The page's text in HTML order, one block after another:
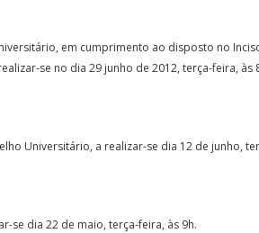
em cumprimento ao disposto no
se no dia 29 junho de 2012, terça-feira, às
Universitário, a realizar-se dia 12 de junho,
se dia 22 de maio, terça-feira, às 9h.